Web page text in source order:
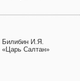
Билибин И.Я.
«Царь Салтан»